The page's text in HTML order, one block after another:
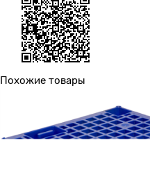
Похожие товары